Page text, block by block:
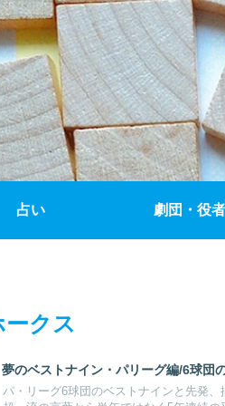
占い 劇団・役者
クス
夢のベストナイン・パリーグ編/6球団
パ・リーグ6球団のベストナインと先発